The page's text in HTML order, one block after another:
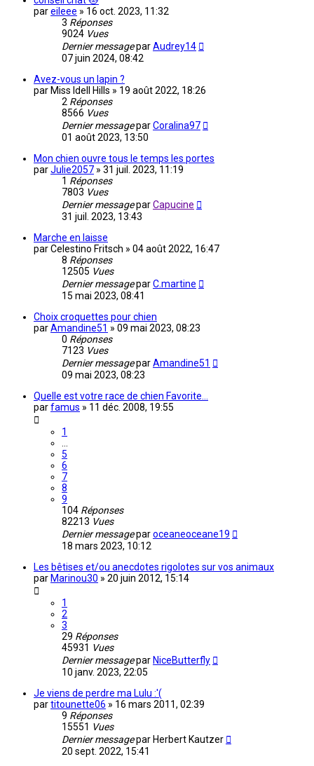
pareileee » 16 oct. 2023, 11:32
3 Réponses
9024 Vues
Dernier messageparAudrey14
07 juin 2024, 08:42
Avez-vous un lapin ?
par Miss Idell Hills » 19 août 2022, 18:26
2 Réponses
8566 Vues
Dernier messageparCoralina97
01 août 2023, 13:50
Mon chien ouvre tous le temps les portes
parJulie2057 » 31 juil. 2023, 11:19
1 Réponses
7803 Vues
Dernier messageparCapucine
31 juil. 2023, 13:43
Marche en laisse
parCelestino Fritsch » 04 août 2022, 16:47
8 Réponses
12505 Vues
Dernier messageparC.martine
15 mai 2023, 08:41
Choix croquettes pour chien
parAmandine51 » 09 mai 2023, 08:23
0 Réponses
7123 Vues
Dernier messageparAmandine51
09 mai 2023, 08:23
Quelle est votre race de chien Favorite...
parfamus » 11 déc. 2008, 19:55
1
5
6
7
8
9
104 Réponses
82213 Vues
Dernier messageparoceaneoceane19
18 mars 2023, 10:12
Les bêtises et/ou anecdotes rigolotes sur vos animaux
par Marinou30 » 20 juin 2012, 15:14
1
2
3
29 Réponses
45931 Vues
Dernier messagepar NiceButterfly
10 janv. 2023, 22:05
Je viens de perdre ma Lulu :'(
partitounette06 » 16 mars 2011, 02:39
9 Réponses
15551 Vues
Dernier messagepar Herbert Kautzer
20 sept. 2022, 15:41